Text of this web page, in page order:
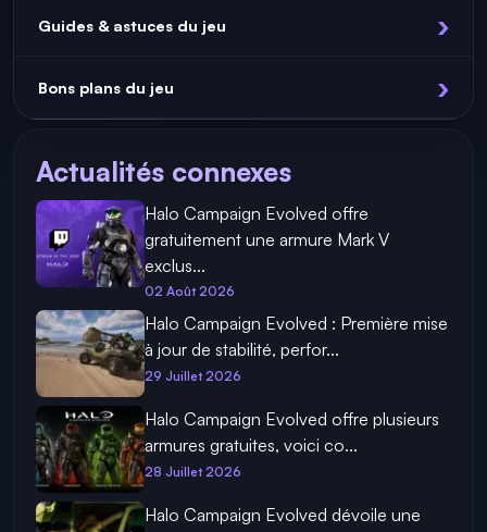
Guides & astuces du jeu
Bons plans du jeu
Actualités connexes
Halo Campaign Evolved offre
gratuitement une armure Mark V
exclus...
02 Août 2026
Halo Campaign Evolved : Première mise
à jour de stabilité, perfor...
29 Juillet 2026
Halo Campaign Evolved offre plusieurs
armures gratuites, voici co...
28 Juillet 2026
Halo Campaign Evolved dévoile une